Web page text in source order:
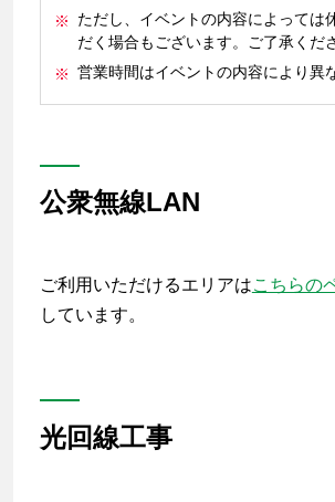
ただし、イベントの内容によっては
だく場合もございます。ご了承くだ
営業時間はイベントの内容により異
公衆無線LAN
ご利用いただけるエリアはこちらの
しています。
光回線工事